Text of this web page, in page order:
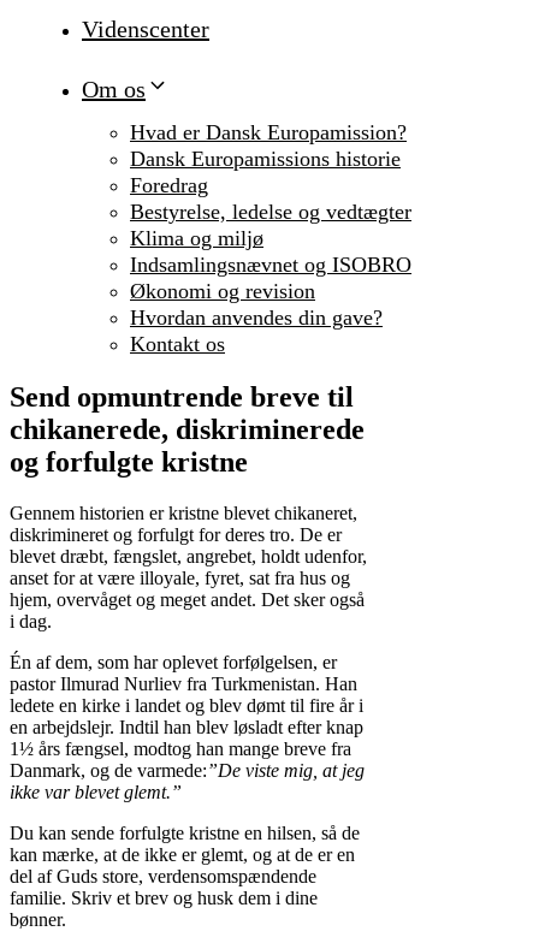
Videnscenter
Om os
Hvad er Dansk Europamission?
Dansk Europamissions historie
Foredrag
Bestyrelse, ledelse og vedtægter
Klima og miljø
Indsamlingsnævnet og ISOBRO
Økonomi og revision
Hvordan anvendes din gave?
Kontakt os
Send opmuntrende breve til
chikanerede, diskriminerede
og forfulgte kristne
Gennem historien er kristne blevet chikaneret,
diskrimineret og forfulgt for deres tro. De er
blevet dræbt, fængslet, angrebet, holdt udenfor,
anset for at være illoyale, fyret, sat fra hus og
hjem, overvåget og meget andet. Det sker også
i dag.
Én af dem, som har oplevet forfølgelsen, er
pastor Ilmurad Nurliev fra Turkmenistan. Han
ledete en kirke i landet og blev dømt til fire år i
en arbejdslejr. Indtil han blev løsladt efter knap
1½ års fængsel, modtog han mange breve fra
Danmark, og de varmede:”De viste mig, at jeg
ikke var blevet glemt.”
Du kan sende forfulgte kristne en hilsen, så de
kan mærke, at de ikke er glemt, og at de er en
del af Guds store, verdensomspændende
familie. Skriv et brev og husk dem i dine
bønner.